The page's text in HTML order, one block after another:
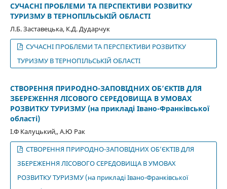
СУЧАСНІ ПРОБЛЕМИ ТА ПЕРСПЕКТИВИ РОЗВИТКУ
ТУРИЗМУ В ТЕРНОПІЛЬСЬКІЙ ОБЛАСТІ
Л.Б. Заставецька, К.Д. Дударчук
СУЧАСНІ ПРОБЛЕМИ ТА ПЕРСПЕКТИВИ РОЗВИТКУ
ТУРИЗМУ В ТЕРНОПІЛЬСЬКІЙ ОБЛАСТІ
СТВОРЕННЯ ПРИРОДНО-ЗАПОВІДНИХ ОБ’ЄКТІВ ДЛЯ
ЗБЕРЕЖЕННЯ ЛІСОВОГО СЕРЕДОВИЩА В УМОВАХ
РОЗВИТКУ ТУРИЗМУ (на прикладі Івано-Франківської
області)
І.Ф Калуцький,, А.Ю Рак
СТВОРЕННЯ ПРИРОДНО-ЗАПОВІДНИХ ОБ’ЄКТІВ ДЛЯ
ЗБЕРЕЖЕННЯ ЛІСОВОГО СЕРЕДОВИЩА В УМОВАХ
РОЗВИТКУ ТУРИЗМУ (на прикладі Івано-Франківської